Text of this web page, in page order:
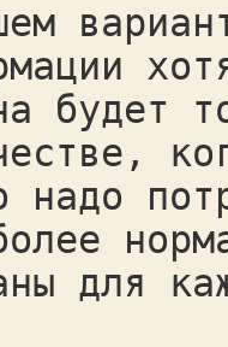
будет
надо
для